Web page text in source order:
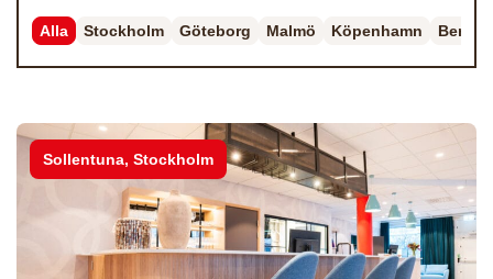
Alla Stockholm Göteborg Malmö Köpenhamn Berlin
Sollentuna, Stockholm